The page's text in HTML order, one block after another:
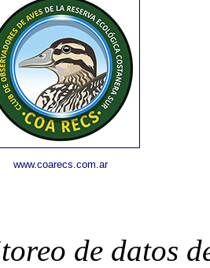
www.coarecs.com.ar
de datos